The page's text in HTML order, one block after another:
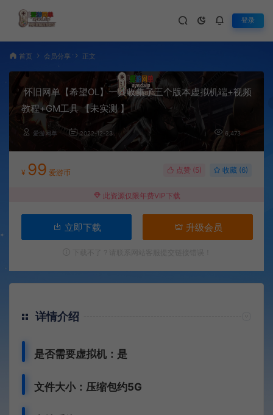
登录
首页 会员分享 正文
怀旧网单【希望OL】一共收集了三个版本虚拟机端+视频
教程+GM工具 【未实测 】
爱游网单 2022-12-23 6,473
¥ 99 爱游币 点赞 (5) 收藏 (6)
此资源仅限年费VIP下载
立即下载 升级会员
详情介绍
是否需要虚拟机：是
文件大小：压缩包约5G